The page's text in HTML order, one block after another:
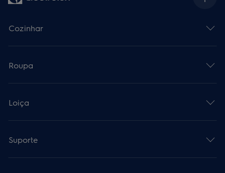
Cozinhar
Roupa
Loiça
Suporte